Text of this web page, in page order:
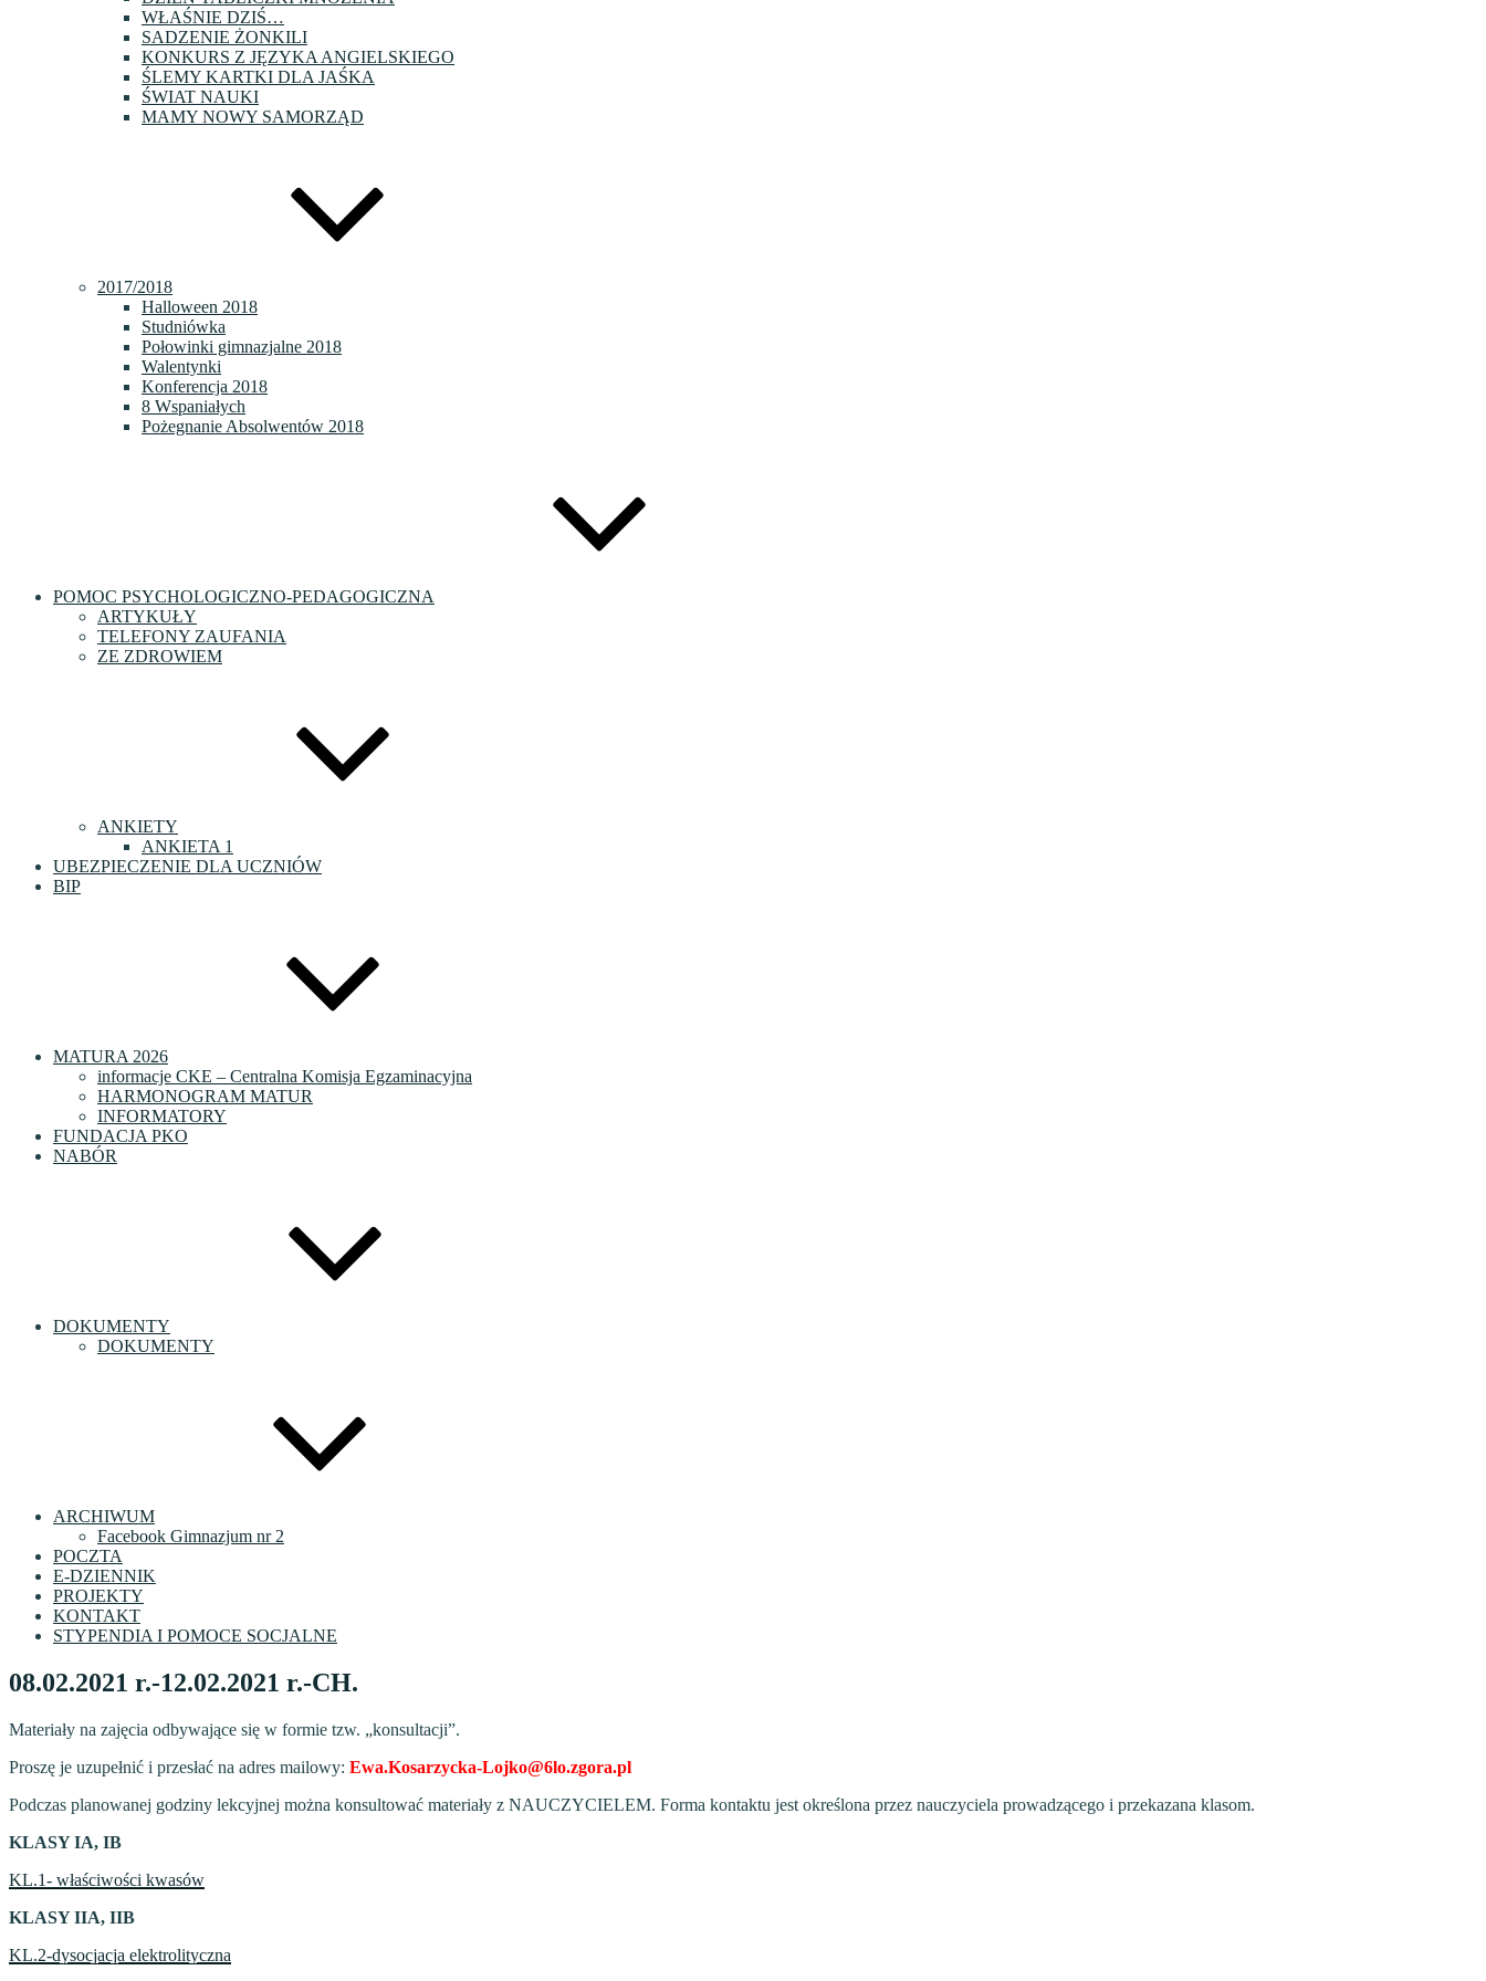
WŁAŚNIE DZIŚ…
SADZENIE ŻONKILI
KONKURS Z JĘZYKA ANGIELSKIEGO
ŚLEMY KARTKI DLA JAŚKA
ŚWIAT NAUKI
MAMY NOWY SAMORZĄD
2017/2018
Halloween 2018
Studniówka
Połowinki gimnazjalne 2018
Walentynki
Konferencja 2018
8 Wspaniałych
Pożegnanie Absolwentów 2018
POMOC PSYCHOLOGICZNO-PEDAGOGICZNA
ARTYKUŁY
TELEFONY ZAUFANIA
ZE ZDROWIEM
ANKIETY
ANKIETA 1
UBEZPIECZENIE DLA UCZNIÓW
BIP
MATURA 2026
informacje CKE – Centralna Komisja Egzaminacyjna
HARMONOGRAM MATUR
INFORMATORY
FUNDACJA PKO
NABÓR
DOKUMENTY
DOKUMENTY
ARCHIWUM
Facebook Gimnazjum nr 2
POCZTA
E-DZIENNIK
PROJEKTY
KONTAKT
STYPENDIA I POMOCE SOCJALNE
08.02.2021 r.-12.02.2021 r.-CH.
Materiały na zajęcia odbywające się w formie tzw. „konsultacji”.
Proszę je uzupełnić i przesłać na adres mailowy: Ewa.Kosarzycka-Lojko@6lo.zgora.pl
Podczas planowanej godziny lekcyjnej można konsultować materiały z NAUCZYCIELEM. Forma kontaktu jest określona przez nauczyciela prowadzącego i przekazana klasom.
KLASY IA, IB
KL.1- właściwości kwasów
KLASY IIA, IIB
KL.2-dysocjacja elektrolityczna